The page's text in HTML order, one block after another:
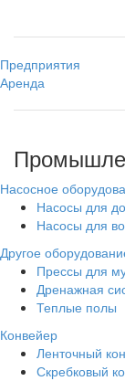
Предприятия
Аренда
Насосное
Насосы для
Насосы для
Другое
Прессы для
Дренажная
Теплые полы
Конвейер
Ленточный
Скребковый